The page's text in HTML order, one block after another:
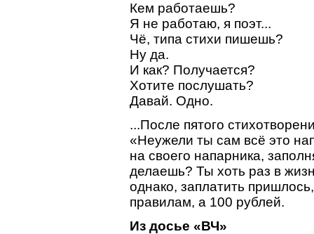
Кем работаешь?
Я не работаю, я поэт...
Чё, типа стихи пишешь?
Ну да.
И как? Получается?
Хотите послушать?
Давай. Одно.
...После пятого
«Неужели ты сам всё это
на своего напарника,
делаешь? Ты хоть раз в
однако, заплатить
правилам, а 100 рублей.
Из досье «ВЧ»